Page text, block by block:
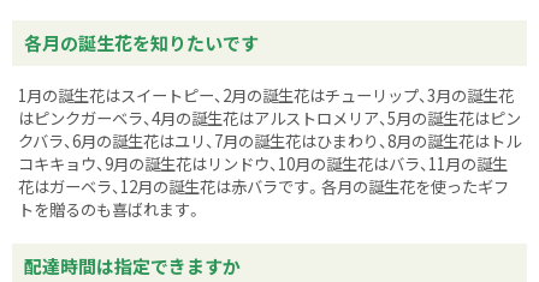
各月の誕生花を知りたいです
1月の誕生花はスイートピー、2月の誕生花はチューリップ、3月の誕生花
はピンクガーベラ、4月の誕生花はアルストロメリア、5月の誕生花はピン
クバラ、6月の誕生花はユリ、7月の誕生花はひまわり、8月の誕生花はトル
コキキョウ、9月の誕生花はリンドウ、10月の誕生花はバラ、11月の誕生
花はガーベラ、12月の誕生花は赤バラです。各月の誕生花を使ったギフ
トを贈るのも喜ばれます。
配達時間は指定できますか